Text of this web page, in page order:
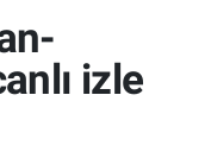
izle